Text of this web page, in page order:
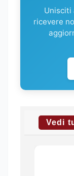
Unisciti
ricevere